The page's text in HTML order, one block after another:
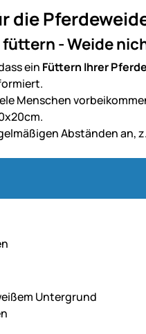
die
- Weide
ein Füttern Ihrer
Menschen
Abständen an,
Untergrund